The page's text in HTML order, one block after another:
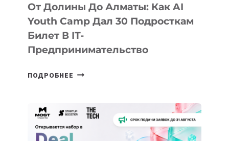
От Долины До Алматы: Как AI
Youth Camp Дал 30 Подросткам
Билет В IT-
Предпринимательство
ПОДРОБНЕЕ ОТ
АЛМАТЫ:
КАК
AI